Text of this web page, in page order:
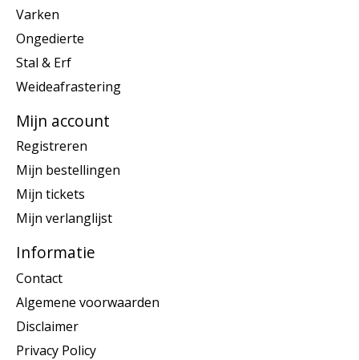
Varken
Ongedierte
Stal & Erf
Weideafrastering
Mijn account
Registreren
Mijn bestellingen
Mijn tickets
Mijn verlanglijst
Informatie
Contact
Algemene voorwaarden
Disclaimer
Privacy Policy